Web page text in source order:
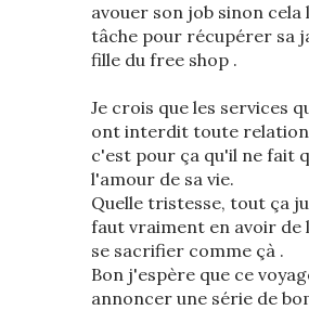
avouer son job sinon
tâche pour récupérer sa
fille du free shop .
Je crois que les services
ont interdit toute
c'est pour ça qu'il ne fait
l'amour de sa vie.
Quelle tristesse, tout ça
faut vraiment en avoir
se sacrifier comme çà .
Bon j'espère que ce
annoncer une série de